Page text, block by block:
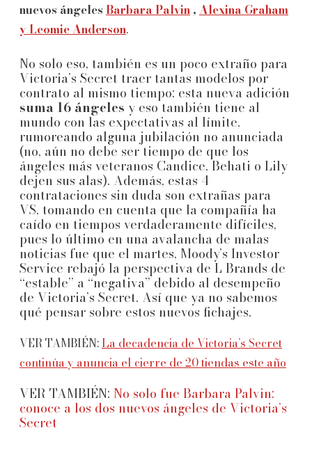
nuevos ángeles Barbara Palvin , Alexina Graham
y Leomie Anderson.
No solo eso, también es un poco extraño para
Victoria’s Secret traer tantas modelos por
contrato al mismo tiempo; esta nueva adición
suma 16 ángeles y eso también tiene al
mundo con las expectativas al límite,
rumoreando alguna jubilación no anunciada
(no, aún no debe ser tiempo de que los
ángeles más veteranos Candice, Behati o Lily
dejen sus alas). Además, estas 4
contrataciones sin duda son extrañas para
VS, tomando en cuenta que la compañía ha
caído en tiempos verdaderamente difíciles,
pues lo último en una avalancha de malas
noticias fue que el martes, Moody’s Investor
Service rebajó la perspectiva de L Brands de
“estable” a “negativa” debido al desempeño
de Victoria’s Secret. Así que ya no sabemos
qué pensar sobre estos nuevos fichajes.
VER TAMBIÉN: La decadencia de Victoria’s Secret
continúa y anuncia el cierre de 20 tiendas este año
VER TAMBIÉN: No solo fue Barbara Palvin;
conoce a los dos nuevos ángeles de Victoria’s
Secret